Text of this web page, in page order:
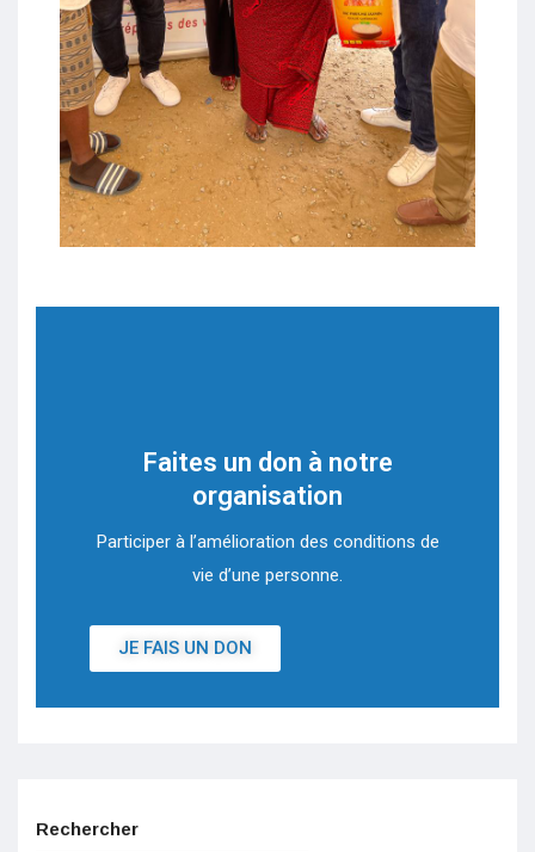
Faites un don à notre
organisation
Participer à l’amélioration des conditions de
vie d’une personne.
JE FAIS UN DON
Rechercher